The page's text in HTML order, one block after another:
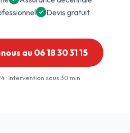
Devis gratuit
au 06 18 30 31 15
· Intervention sous 30 min